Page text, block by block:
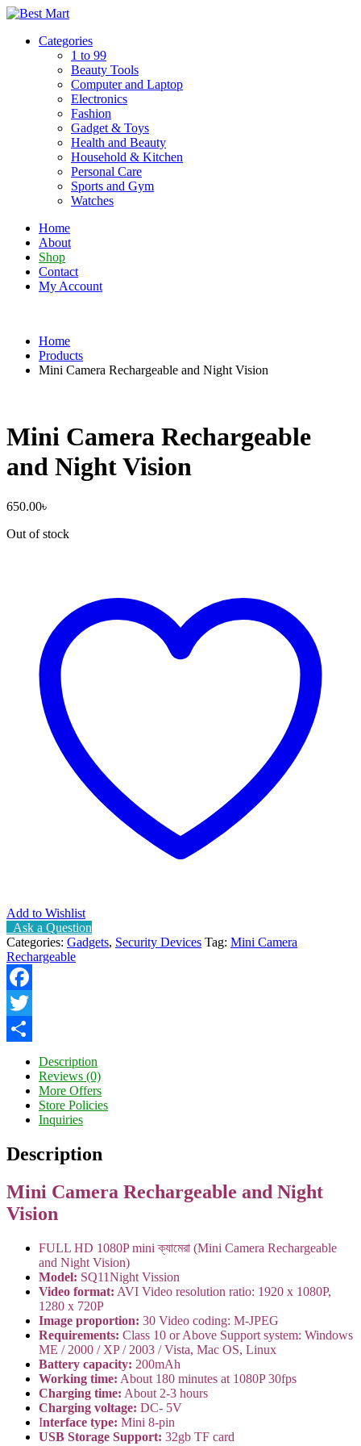
Skip
contentCategories
1 to 99
Beauty Tools
Computer and Laptop
Electronics
Fashion
Gadget & Toys
Health and Beauty
Household & Kitchen
Personal Care
Sports and Gym
Watches
Home
About
Shop
Contact
My Account
Home
Products
Mini Camera Rechargeable and Night Vision
Mini Camera Rechargeable
and Night Vision
650.00৳
Out of stock
Add to Wishlist
Ask a Question
Categories: Gadgets, Security Devices Tag: Mini Camera
Rechargeable
Facebook
Twitter
Description
Reviews (0)
More Offers
Store Policies
Inquiries
Description
Mini Camera Rechargeable and Night
Vision
FULL HD 1080P mini ক্যামেরা (Mini Camera Rechargeable
and Night Vision)
Model: SQ11Night Vission
Video format: AVI Video resolution ratio: 1920 x 1080P,
1280 x 720P
Image proportion: 30 Video coding: M-JPEG
Requirements: Class 10 or Above Support system: Windows
ME / 2000 / XP / 2003 / Vista, Mac OS, Linux
Battery capacity: 200mAh
Working time: About 180 minutes at 1080P 30fps
Charging time: About 2-3 hours
Charging voltage: DC- 5V
Interface type: Mini 8-pin
USB Storage Support: 32gb TF card